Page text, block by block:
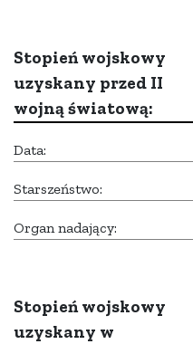
Stopień wojskowy
uzyskany przed II
wojną światową:
Data:
Starszeństwo:
Organ nadający:
Stopień wojskowy
uzyskany w